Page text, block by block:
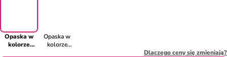
Opaska w
kolorze
Opaska w
kolorze
Dlaczego ceny się zmieniają?